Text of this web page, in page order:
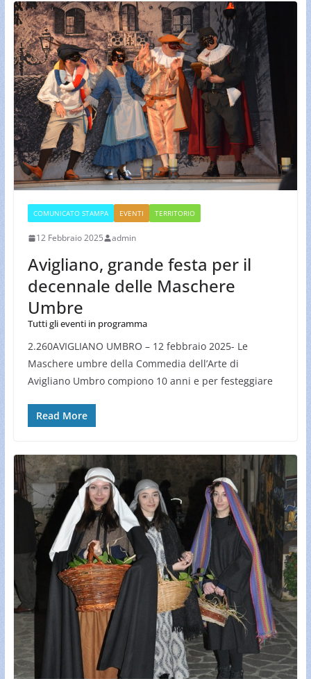
COMUNICATO STAMPA EVENTI TERRITORIO
12 Febbraio 2025 admin
Avigliano, grande festa per il
decennale delle Maschere
Umbre
Tutti gli eventi in programma
2.260AVIGLIANO UMBRO – 12 febbraio 2025- Le
Maschere umbre della Commedia dell’Arte di
Avigliano Umbro compiono 10 anni e per festeggiare
Read More